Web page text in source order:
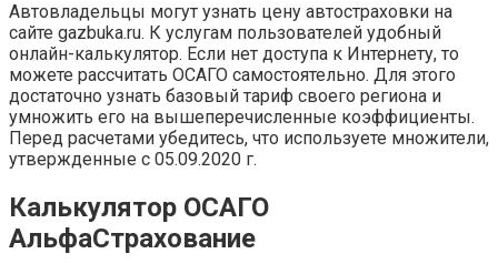
Автовладельцы могут узнать цену автостраховки на
сайте gazbuka.ru. К услугам пользователей удобный
онлайн-калькулятор. Если нет доступа к Интернету, то
можете рассчитать ОСАГО самостоятельно. Для этого
достаточно узнать базовый тариф своего региона и
умножить его на вышеперечисленные коэффициенты.
Перед расчетами убедитесь, что используете множители,
утвержденные с 05.09.2020 г.
Калькулятор ОСАГО
АльфаСтрахование